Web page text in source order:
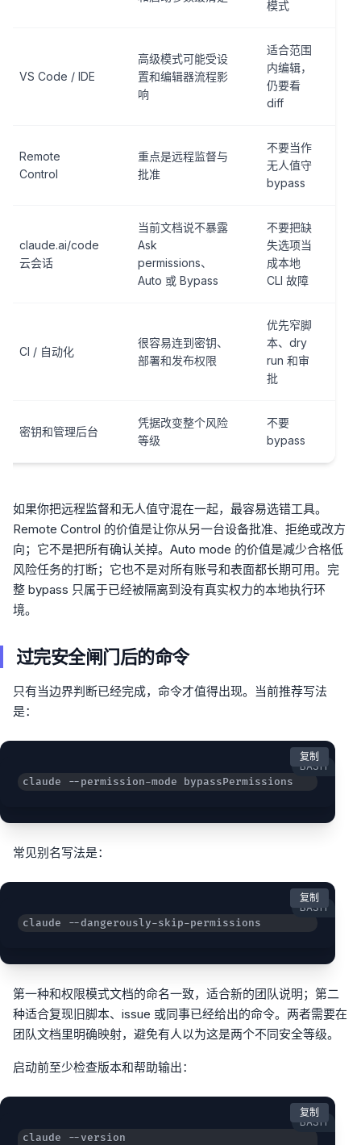
模式
VS Code / IDE
高级模式可能受设
置和编辑器流程影
响
适合范围
内编辑，
仍要看
diff
Remote
Control
重点是远程监督与
批准
不要当作
无人值守
bypass
claude.ai/code
云会话
当前文档说不暴露
Ask
permissions、
Auto 或 Bypass
不要把缺
失选项当
成本地
CLI 故障
CI / 自动化
很容易连到密钥、
部署和发布权限
优先窄脚
本、dry
run 和审
批
密钥和管理后台
凭据改变整个风险
等级
不要
bypass
如果你把远程监督和无人值守混在一起，最容易选错工具。
Remote Control 的价值是让你从另一台设备批准、拒绝或改方
向；它不是把所有确认关掉。Auto mode 的价值是减少合格低
风险任务的打断；它也不是对所有账号和表面都长期可用。完
整 bypass 只属于已经被隔离到没有真实权力的本地执行环
境。
过完安全闸门后的命令
只有当边界判断已经完成，命令才值得出现。当前推荐写法
是：
BASH
claude --permission-mode bypassPermissions
复制
常见别名写法是：
BASH
claude --dangerously-skip-permissions
复制
第一种和权限模式文档的命名一致，适合新的团队说明；第二
种适合复现旧脚本、issue 或同事已经给出的命令。两者需要在
团队文档里明确映射，避免有人以为这是两个不同安全等级。
启动前至少检查版本和帮助输出：
BASH
复制